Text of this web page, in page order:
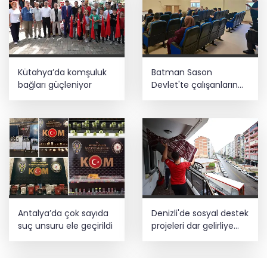
Kütahya’da komşuluk
bağları güçleniyor
Batman Sason
Devlet'te çalışanların
talepleri dinlendi
Antalya’da çok sayıda
suç unsuru ele geçirildi
Denizli'de sosyal destek
projeleri dar gelirliye
umut oluyor